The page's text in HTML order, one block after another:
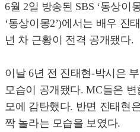
6월 2일 방송된 SBS ‘동상이
‘동상이몽2’)에서는 배우 진
년 차 근황이 전격 공개됐다.
이날 6년 전 진태현-박시은
모습이 공개됐다. MC들은 변
모에 감탄했다. 반면 진태현
짝 놀라는 모습을 보였다.